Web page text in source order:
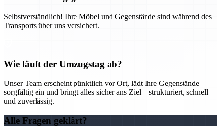
Selbstverständlich! Ihre Möbel und Gegenstände sind während des
Transports über uns versichert.
Wie läuft der Umzugstag ab?
Unser Team erscheint pünktlich vor Ort, lädt Ihre Gegenstände
sorgfältig ein und bringt alles sicher ans Ziel – strukturiert, schnell
und zuverlässig.
Alle Fragen geklärt?